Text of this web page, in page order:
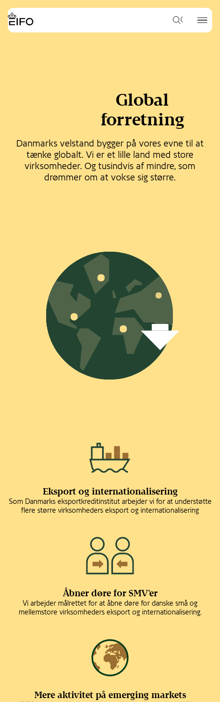
main
content
Label}}
Hvad
vil
Global
forretning
Danmarks velstand bygger på vores evne til at
tænke globalt. Vi er et lille land med store
virksomheder. Og tusindvis af mindre, som
drømmer om at vokse sig større.
Eksport og internationalisering
Som Danmarks eksportkreditinstitut arbejder vi for at understøtte
flere større virksomheders eksport og internationalisering
Åbner døre for SMV'er
Vi arbejder målrettet for at åbne døre for danske små og
mellemstore virksomheders eksport og internationalisering.
Mere aktivitet på emerging markets